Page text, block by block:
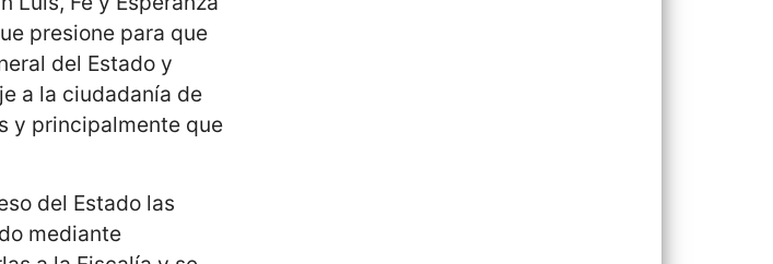
presione para que
del Estado y
a la ciudadanía de
y principalmente que
del Estado las
mediante